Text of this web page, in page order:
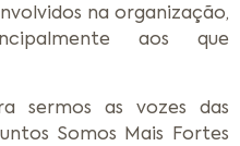
na organização,
aos que
sermos as vozes das
Somos Mais Fortes